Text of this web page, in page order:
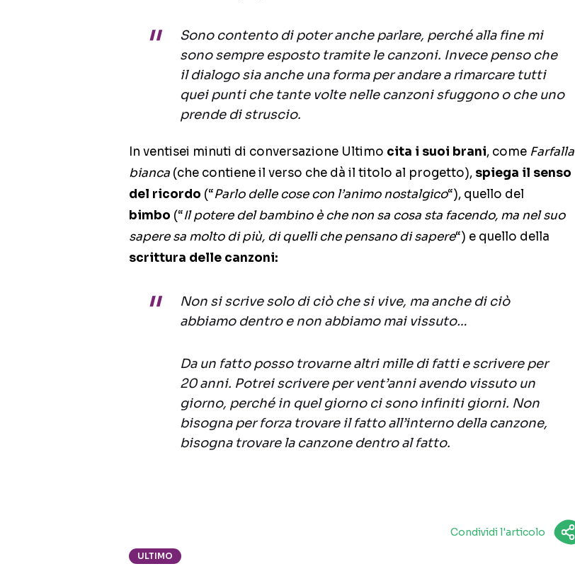
Sono contento di poter anche parlare, perché alla fine mi
sono sempre esposto tramite le canzoni. Invece penso che
il dialogo sia anche una forma per andare a rimarcare tutti
quei punti che tante volte nelle canzoni sfuggono o che uno
prende di struscio.
In ventisei minuti di conversazione Ultimo cita i suoi brani, come Farfalla
bianca (che contiene il verso che dà il titolo al progetto), spiega il senso
del ricordo (“Parlo delle cose con l’animo nostalgico“), quello del
bimbo (“Il potere del bambino è che non sa cosa sta facendo, ma nel suo
sapere sa molto di più, di quelli che pensano di sapere“) e quello della
scrittura delle canzoni:
Non si scrive solo di ciò che si vive, ma anche di ciò
abbiamo dentro e non abbiamo mai vissuto…
Da un fatto posso trovarne altri mille di fatti e scrivere per
20 anni. Potrei scrivere per vent’anni avendo vissuto un
giorno, perché in quel giorno ci sono infiniti giorni. Non
bisogna per forza trovare il fatto all’interno della canzone,
bisogna trovare la canzone dentro al fatto.
Condividi l'articolo
ULTIMO